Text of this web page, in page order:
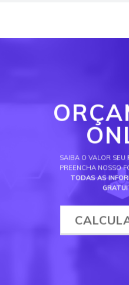
SAIBA O VALOR SEU
PREENCHA NOSSO
TODAS AS